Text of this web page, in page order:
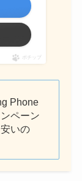
ポチップ
Phone
ペーン
いの